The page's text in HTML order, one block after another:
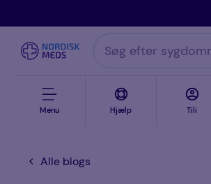
Menu Hjælp Tili
Alle blogs